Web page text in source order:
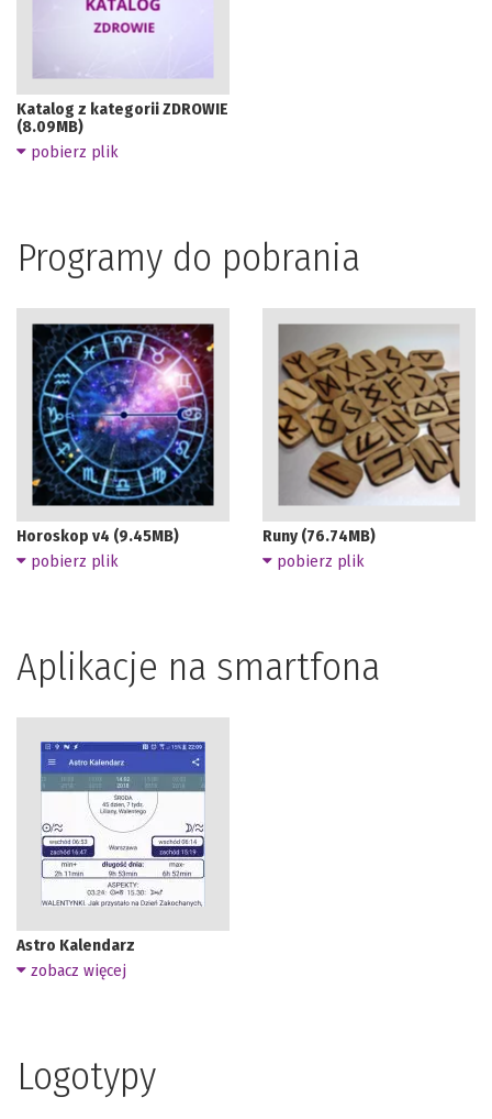
Katalog z kategorii ZDROWIE
(8.09MB)
pobierz plik
Programy do pobrania
Horoskop v4 (9.45MB)
pobierz plik
Runy (76.74MB)
pobierz plik
Aplikacje na smartfona
Astro Kalendarz
zobacz więcej
Logotypy